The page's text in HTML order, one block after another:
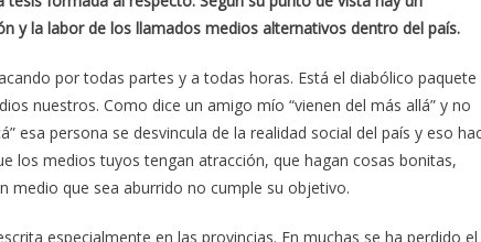
n y la labor de los llamados medios alternativos dentro del país.
por todas partes y a todas horas. Está el diabólico paquete
nuestros. Como dice un amigo mío “vienen del más allá” y no
esa persona se desvincula de la realidad social del país y eso
los medios tuyos tengan atracción, que hagan cosas bonitas,
medio que sea aburrido no cumple su objetivo.
especialmente en las provincias. En muchas se ha perdido el